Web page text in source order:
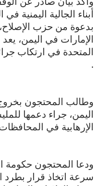
أبناء الجالية اليمنية
بدعوة من حزب
الإمارات في اليمن،
المتحدة في ارتكاب
.
وطالب المحتجون
اليمن، جراء دعمها
الإرهابية في
ودعا المحتجون حكومة
سرعة اتخاذ قرار بطرد